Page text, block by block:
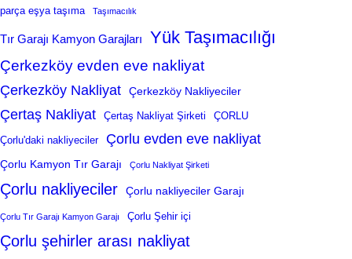
parça eşya taşıma Taşımacılık
Tır Garajı Kamyon Garajları Yük Taşımacılığı
Çerkezköy evden eve nakliyat
Çerkezköy Nakliyat Çerkezköy Nakliyeciler
Çertaş Nakliyat Çertaş Nakliyat Şirketi ÇORLU
Çorlu'daki nakliyeciler Çorlu evden eve nakliyat
Çorlu Kamyon Tır Garajı Çorlu Nakliyat Şirketi
Çorlu nakliyeciler Çorlu nakliyeciler Garajı
Çorlu Tır Garajı Kamyon Garajı Çorlu Şehir içi
Çorlu şehirler arası nakliyat